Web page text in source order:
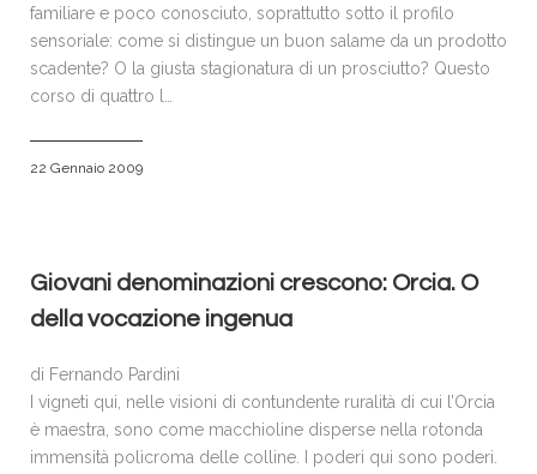
familiare e poco conosciuto, soprattutto sotto il profilo
sensoriale: come si distingue un buon salame da un prodotto
scadente? O la giusta stagionatura di un prosciutto? Questo
corso di quattro l…
22 Gennaio 2009
Giovani denominazioni crescono: Orcia. O
della vocazione ingenua
di Fernando Pardini
I vigneti qui, nelle visioni di contundente ruralità di cui l’Orcia
è maestra, sono come macchioline disperse nella rotonda
immensità polìcroma delle colline. I poderi qui sono poderi.